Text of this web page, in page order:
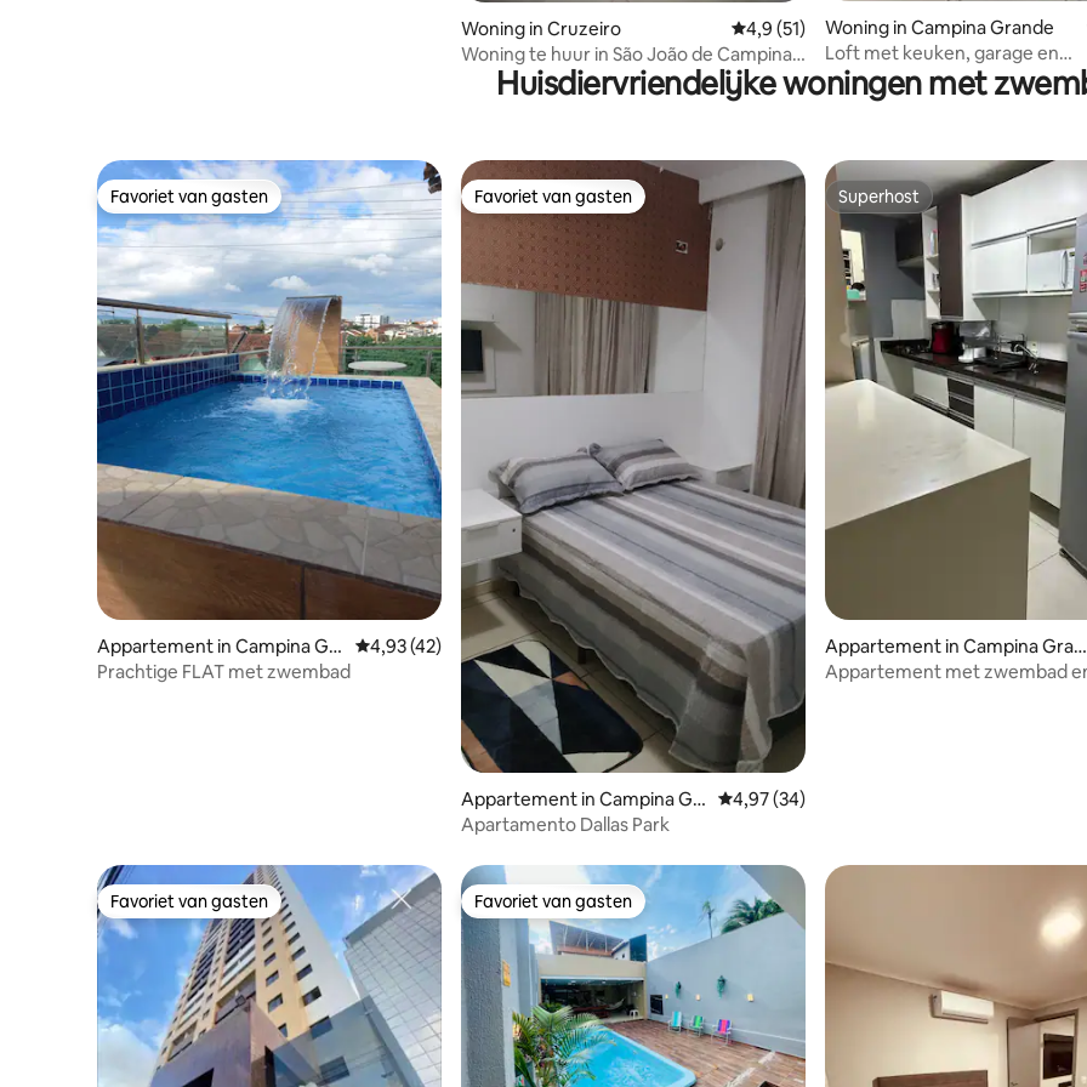
Woning in Cruzeiro Gemiddelde beoordeling van 4,9 uit 5, 51
4,9 (51)
Woning te huur in São João de Campina
Grande
Woning in Campina Grande
Loft met keuken, garage en
airconditioning.
Huisdiervriendelijke woningen met
Favoriet van gasten
Favoriet van gasten
Appartement in Campina Gra
nde
Gemiddelde beoordeling van 4,93 uit 5, 42 recensies
4,93 (42)
Prachtige FLAT met zwembad
Favoriet van gasten
Favoriet van gasten
Appartement in Campina Gr
ande
Gemiddelde beoordeling van 4,97 uit 5, 34
4,97 (34)
Apartamento Dallas Park
Superhost
Superhost
Appartement in Campina Gran
de
Appartement met zwembad
Favoriet van gasten
Favoriet van gasten Favoriet van gasten
Favoriet van gasten